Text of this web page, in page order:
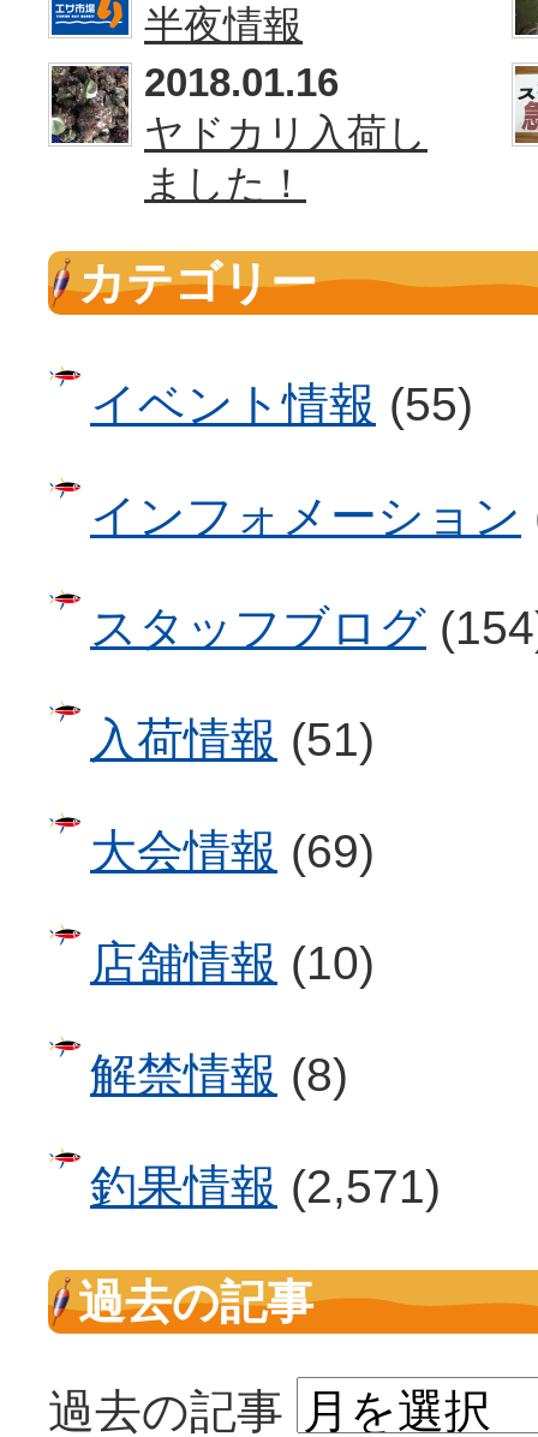
半夜情報
2018.01.16
ヤドカリ入荷し
ました！
カテゴリー
イベント情報 (55)
インフォメーション
スタッフブログ
入荷情報 (51)
大会情報 (69)
店舗情報 (10)
解禁情報 (8)
釣果情報 (2,571)
過去の記事
過去の記事